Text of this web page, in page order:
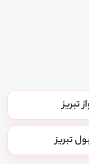
تبریز
تبریز